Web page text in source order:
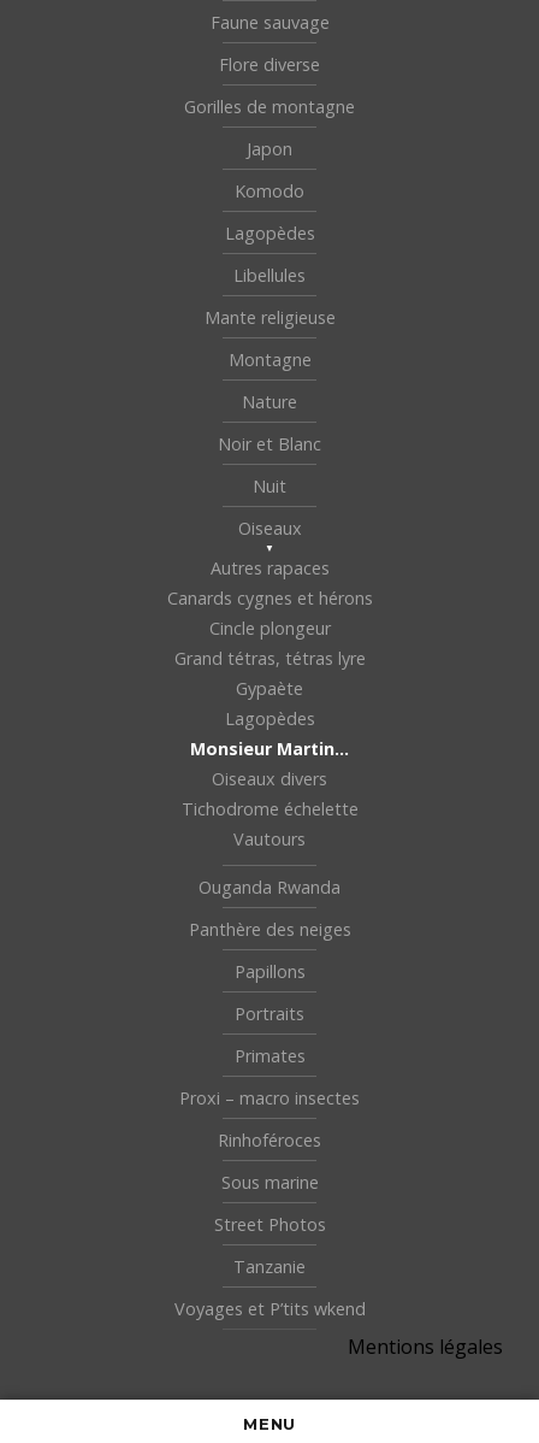
MENU
Faune sauvage
Flore diverse
Gorilles de montagne
Japon
Komodo
Lagopèdes
Libellules
Mante religieuse
Montagne
Nature
Noir et Blanc
Nuit
Oiseaux
Autres rapaces
Canards cygnes et hérons
Cincle plongeur
Grand tétras, tétras lyre
Gypaète
Lagopèdes
Monsieur Martin…
Oiseaux divers
Tichodrome échelette
Vautours
Ouganda Rwanda
Panthère des neiges
Papillons
Portraits
Primates
Proxi – macro insectes
Rinhoféroces
Sous marine
Street Photos
Tanzanie
Voyages et P’tits wkend
Mentions légales